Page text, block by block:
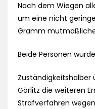
Nach dem Wiegen
um eine nicht
Gramm
Beide Personen
Zuständigkeitshalber
Görlitz die weiteren
Strafverfahren